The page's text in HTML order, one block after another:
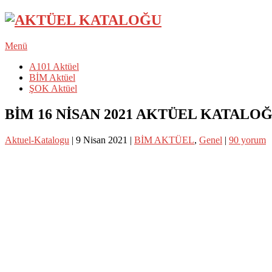
Menü
A101 Aktüel
BİM Aktüel
ŞOK Aktüel
BİM 16 NİSAN 2021 AKTÜEL
Aktuel-Katalogu | 9 Nisan 2021 | BİM AKTÜEL, Genel | 90 yorum